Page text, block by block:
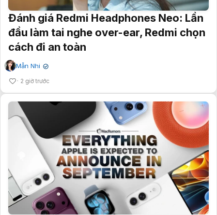
Đánh giá Redmi Headphones Neo: Lần
đầu làm tai nghe over-ear, Redmi chọn
cách đi an toàn
Mẫn Nhi ✔
2 giờ trước